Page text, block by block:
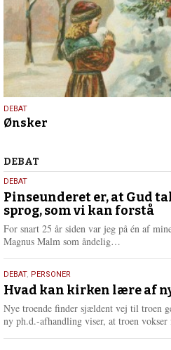
18.
december
DEBAT
Ønsker
Debat
DEBAT
5.
august
2026
DEBAT
Pinseunderet er, at Gud
sprog, som vi kan forstå
For snart 25 år siden var jeg på én af
Magnus Malm som åndelig…
e
r
e
25.
juli
2026
DEBAT, PERSONER
Hvad kan kirken lære af
Nye troende finder sjældent vej til troen
ny ph.d.-afhandling viser, at troen